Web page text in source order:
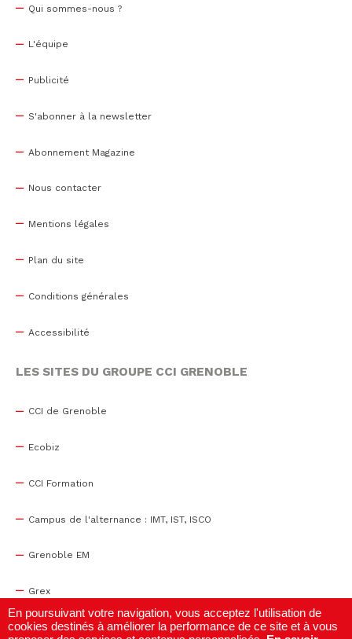
Qui sommes-nous ?
L'équipe
Publicité
S'abonner à la newsletter
Abonnement Magazine
Nous contacter
Mentions légales
Plan du site
Conditions générales
Accessibilité
LES SITES DU GROUPE CCI GRENOBLE
CCI de Grenoble
Ecobiz
CCI Formation
Campus de l'alternance : IMT, IST, ISCO
Grenoble EM
Grex
WTC Grenoble
En poursuivant votre navigation, vous acceptez l'utilisation de
cookies destinés à améliorer la performance de ce site et à vous